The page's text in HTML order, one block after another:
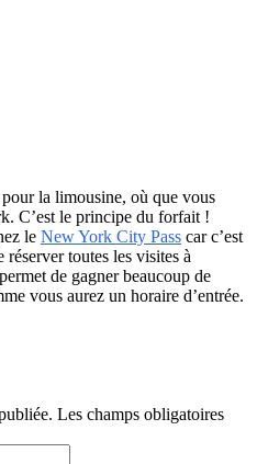
la limousine, où que vous
C’est le principe du forfait !
le New York City Pass car c’est
réserver toutes les visites à
de gagner beaucoup de
vous aurez un horaire d’entrée.
Les champs obligatoires